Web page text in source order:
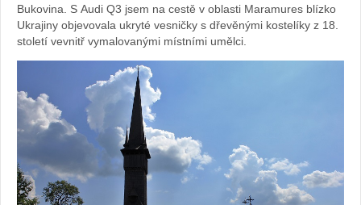
Bukovina. S Audi Q3 jsem na cestě v oblasti Maramures blízko
Ukrajiny objevovala ukryté vesničky s dřevěnými kostelíky z 18.
století vevnitř vymalovanými místními umělci.